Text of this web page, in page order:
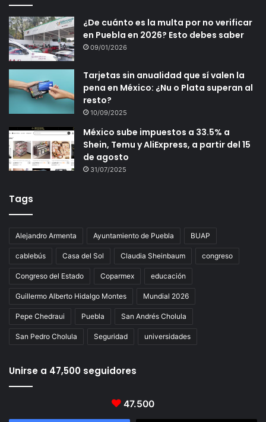
¿De cuánto es la multa por no verificar
en Puebla en 2026? Esto debes saber
09/01/2026
Tarjetas sin anualidad que sí valen la
pena en México: ¿Nu o Plata superan al
resto?
10/09/2025
México sube impuestos a 33.5% a
Shein, Temu y AliExpress, a partir del 15
de agosto
31/07/2025
Tags
Alejandro Armenta Ayuntamiento de Puebla BUAP
cablebús Casa del Sol Claudia Sheinbaum congreso
Congreso del Estado Coparmex educación
Guillermo Alberto Hidalgo Montes Mundial 2026
Pepe Chedraui Puebla San Andrés Cholula
San Pedro Cholula Seguridad universidades
Unirse a 47,500 seguidores
47.500